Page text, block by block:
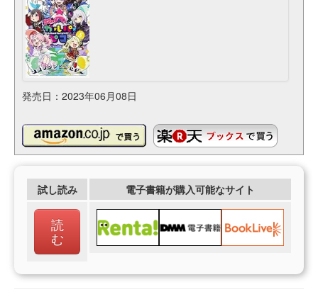
発売日：2023年06月08日
試し読み 電子書籍が購入可能なサイト
読
む